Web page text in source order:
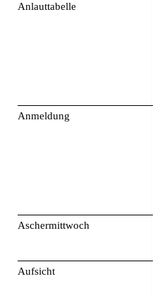
Anlauttabelle
Anmeldung
Aschermittwoch
Aufsicht